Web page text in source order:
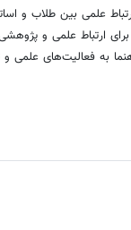
علمی بین طلاب و
ارتباط علمی و پژوهشی
به فعالیت‌های علمی و